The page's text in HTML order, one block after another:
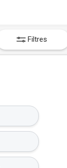
Filtres